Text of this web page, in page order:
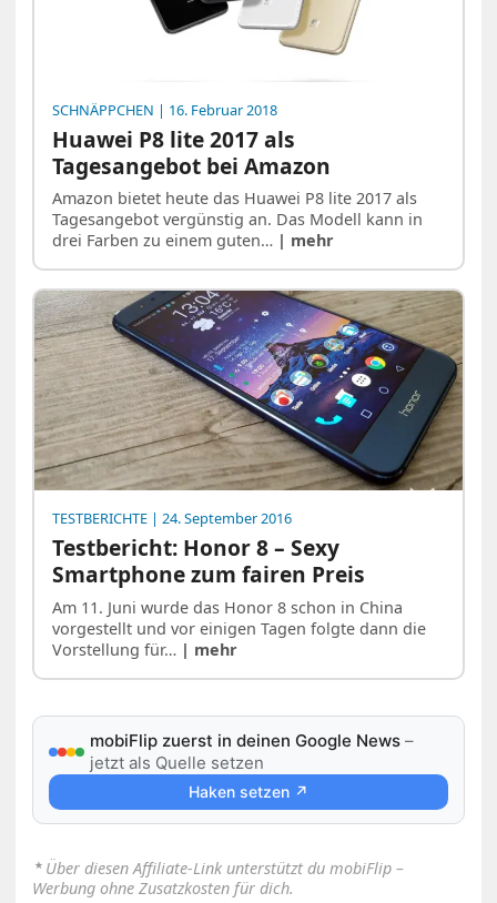
SCHNÄPPCHEN | 16. Februar 2018
Huawei P8 lite 2017 als
Tagesangebot bei Amazon
Amazon bietet heute das Huawei P8 lite 2017 als
Tagesangebot vergünstig an. Das Modell kann in
drei Farben zu einem guten… | mehr
TESTBERICHTE | 24. September 2016
Testbericht: Honor 8 – Sexy
Smartphone zum fairen Preis
Am 11. Juni wurde das Honor 8 schon in China
vorgestellt und vor einigen Tagen folgte dann die
Vorstellung für… | mehr
mobiFlip zuerst in deinen Google News –
jetzt als Quelle setzen
Haken setzen ↗
⋆ Über diesen Affiliate-Link unterstützt du mobiFlip –
Werbung ohne Zusatzkosten für dich.